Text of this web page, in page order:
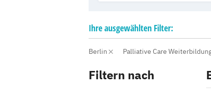
Ihreausgewählten Filter:
Berlin Palliative Care
Filtern nach